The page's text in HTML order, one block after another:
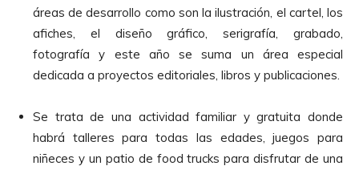
áreas de desarrollo como son la ilustración, el cartel, los
afiches, el diseño gráfico, serigrafía, grabado,
fotografía y este año se suma un área especial
dedicada a proyectos editoriales, libros y publicaciones.
Se trata de una actividad familiar y gratuita donde
habrá talleres para todas las edades, juegos para
niñeces y un patio de food trucks para disfrutar de una